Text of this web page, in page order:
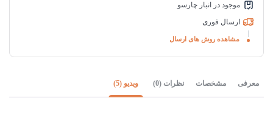
موجود در انبار چارسو
ارسال فوری
مشاهده روش های ارسال
معرفی مشخصات نظرات (0) ویدیو (5)